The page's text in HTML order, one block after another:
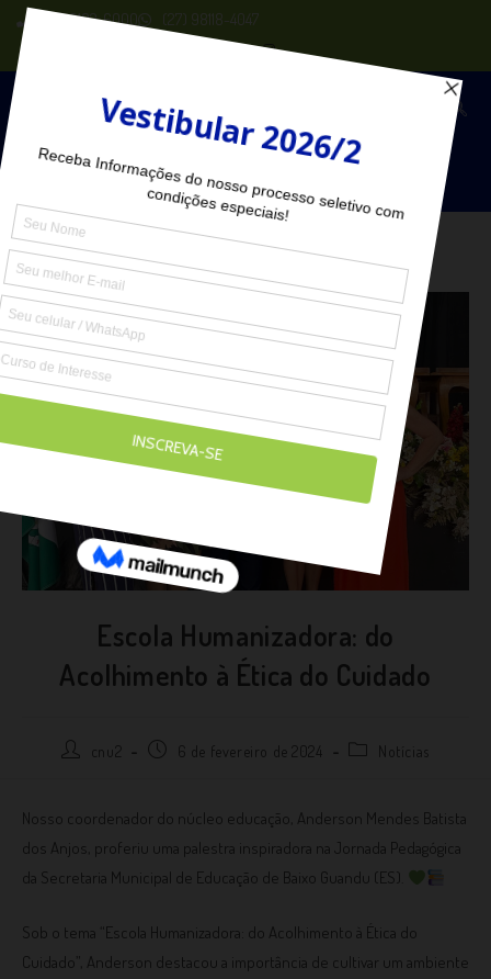
(27) 2102-6000 (27) 98118-4047
Seja Aluno
Escola Humanizadora: do
Acolhimento à Ética do Cuidado
cnu2 6 de fevereiro de 2024 Notícias
Nosso coordenador do núcleo educação, Anderson Mendes Batista
dos Anjos, proferiu uma palestra inspiradora na Jornada Pedagógica
da Secretaria Municipal de Educação de Baixo Guandu (ES).
Sob o tema “Escola Humanizadora: do Acolhimento à Ética do
Cuidado”, Anderson destacou a importância de cultivar um ambiente